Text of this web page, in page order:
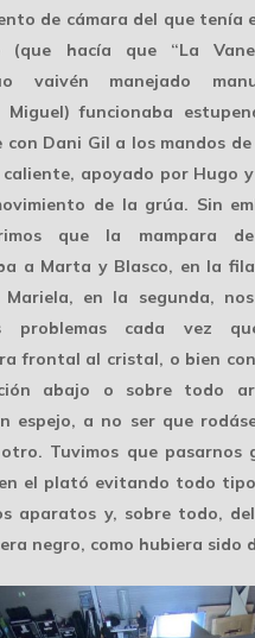
de cámara del que tenía
(que hacía que “La
vaivén manejado
Miguel) funcionaba
con Dani Gil a los mandos
caliente, apoyado por Hugo
de la grúa. Sin
que la mampara
a Marta y Blasco, en la
en la segunda,
problemascada vez
frontal al cristal, o bien
abajo o sobre todo
espejo, a no ser que
Tuvimos que pasarnos
el plató evitando todo
aparatos y, sobre todo,
negro, como hubiera sido